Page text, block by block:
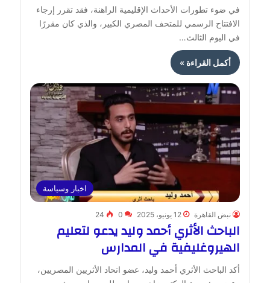
في ضوء تطورات الأحداث الإقليمية الراهنة، فقد تقرر إرجاء
الافتتاح الرسمي للمتحف المصري الكبير، والذي كان مقررًا
في اليوم الثالث…
أكمل القراءة »
اخبار وسياسة
نبض القاهرة 12 يونيو، 2025 0
24
الباحث الأثري أحمد وليد يدعو لتعليم
الهيروغليفية في المدارس
أكد الباحث الأثري أحمد وليد، عضو اتحاد الأثريين المصريين،